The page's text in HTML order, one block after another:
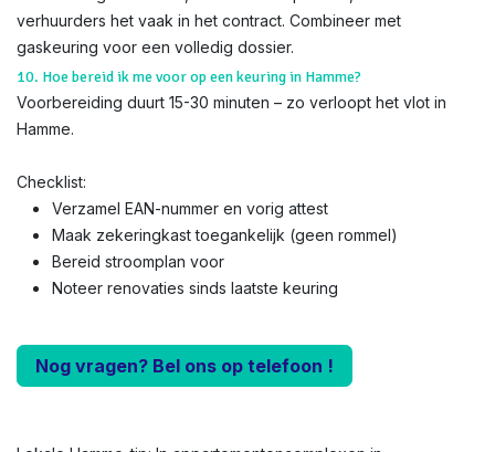
verhuurders het vaak in het contract. Combineer met
gaskeuring voor een volledig dossier.
10. Hoe bereid ik me voor op een keuring in Hamme?
Voorbereiding duurt 15-30 minuten – zo verloopt het vlot in
Hamme.
Checklist:
Verzamel EAN-nummer en vorig attest
Maak zekeringkast toegankelijk (geen rommel)
Bereid stroomplan voor
Noteer renovaties sinds laatste keuring
Nog vragen? Bel ons op telefoon !